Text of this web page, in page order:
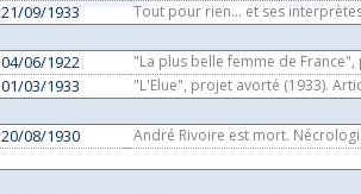
21/09/1933 Tout pour rien... et ses
04/06/1922
"La plus belle femme de
01/03/1933 "L'Elue", projet avorté (1933).
20/08/1930
André Rivoire est mort.